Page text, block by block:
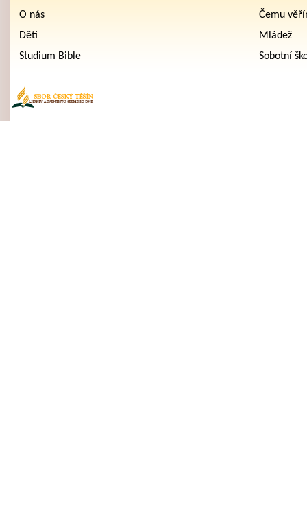
O nás
Čemu
Děti
Mládež
Studium Bible
Sobotní